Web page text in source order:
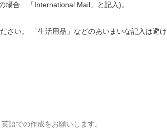
場合 「International Mail」と記入)。
さい。 「生活用品」などのあいまいな記入は避け
語での作成をお願いします。